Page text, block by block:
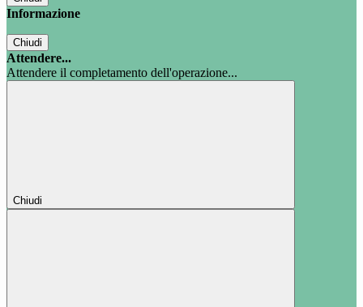
Informazione
Chiudi
Attendere...
Attendere il completamento dell'operazione...
Chiudi